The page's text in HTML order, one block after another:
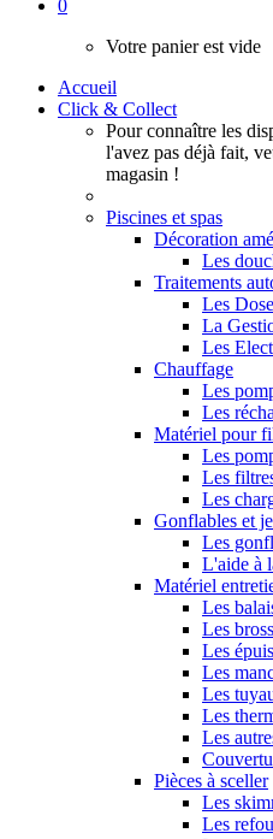
0
Votre panier est vide
Accueil
Click & Collect
Pour connaître les
l'avez pas déjà fait,
magasin !
Piscines et spas
Décoration
Les
Traitements
Les
La
Les
Chauffage
Les
Les
Matériel pour
Les
Les
Les
Gonflables et
Les
L'aide à
Matériel
Les
Les
Les
Les
Les
Les
Les
Pièces à sceller
Les
Les